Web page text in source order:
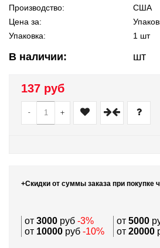
Производство:
США
Цена за:
Упаковка:
1 шт
В наличии: шт
137 руб
- +
+Скидки от суммы заказа при покупке
от 3000 руб -3% от 5000
от 10000 руб -10% от 20000